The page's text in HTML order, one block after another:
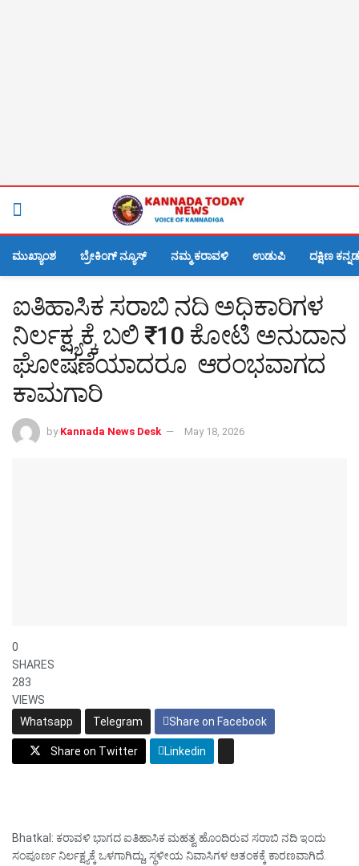
ಮುಖ್ಯಾಂಶ ಬ್ರೇಕಿಂಗ್ ನ್ಯೂಸ್ ನಮ್ಮ ಕರಾವಳಿ ಉಡುಪಿ ದಕ್ಷಿಣ ಕನ್ನಡ
ಐತಿಹಾಸಿಕ ಸರಾಬಿ ನದಿ ಅಧಿಕಾರಿಗಳ
ನಿರ್ಲಕ್ಷ್ಯಕ್ಕೆ ಬಲಿ ₹10 ಕೋಟಿ ಅನುದಾನ
ಘೋಷಣೆಯಾದರೂ ಆರಂಭವಾಗದ
ಕಾಮಗಾರಿ
by Kannada News Desk May 18, 2026
0
SHARES
283
VIEWS
Whatsapp
Telegram Share on Facebook
Share on Twitter Linkedin
Bhatkal: ಕರಾವಳಿ ಭಾಗದ ಐತಿಹಾಸಿಕ ಮಹತ್ವ ಹೊಂದಿರುವ ಸರಾಬಿ ನದಿ ಇಂದು
ಸಂಪೂರ್ಣ ನಿರ್ಲಕ್ಷ್ಯಕ್ಕೆ ಒಳಗಾಗಿದ್ದು, ಸ್ಥಳೀಯ ನಿವಾಸಿಗಳ ಆತಂಕಕ್ಕೆ ಕಾರಣವಾಗಿದೆ.